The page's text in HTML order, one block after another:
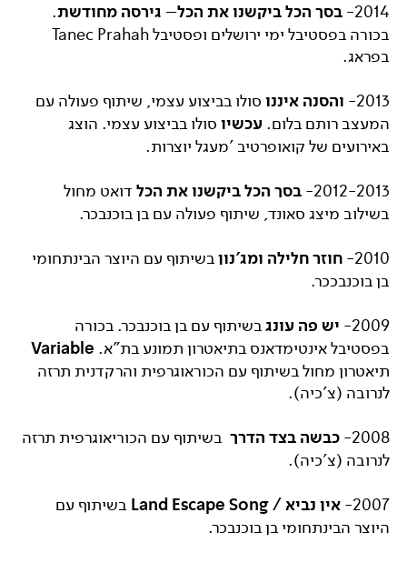
2014- בסך הכל ביקשנו את הכל– גירסה מחודשת.
בכורה בפסטיבל ימי ירושלים ופסטיבל Tanec Prahah
בפראג.
2013- והסנה איננו סולו בביצוע עצמי, שיתוף פעולה עם
המעצב רותם בלום. עכשיו סולו בביצוע עצמי. הוצג
באירועים של קואופרטיב 'מעגל יוצרות.
2012-2013- בסך הכל ביקשנו את הכל דואט מחול
בשילוב מיצג סאונד, שיתוף פעולה עם בן בוכנבכר.
2010- חוזר חלילה ומג'נוןבשיתוף עם היוצר הבינתחומי
בן בוכנבככר.
2009- יש פה עונגבשיתוף עם בן בוכנבכר. בכורה
בפסטיבל אינטימדאנס בתיאטרון תמונע בת"א. Variable
תיאטרון מחול בשיתוף עם הכוראוגרפית והרקדנית תרזה
לנרובה (צ'כיה).
2008- כבשה בצד הדרך בשיתוף עם הכוריאוגרפית תרזה
לנרובה (צ'כיה).
2007- אין נביא / Land Escape Song
בשיתוף עם
היוצר הבינתחומי בן בוכנבכר.